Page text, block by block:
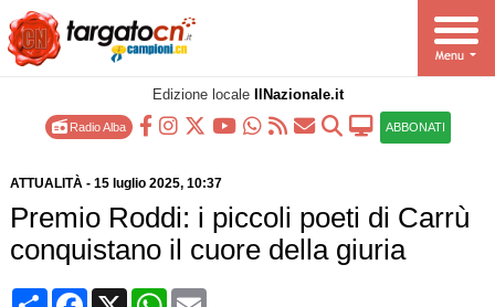
Edizione locale IlNazionale.it
Radio Alba ABBONATI
ATTUALITÀ- 15 luglio 2025, 10:37
Premio Roddi: i piccoli poeti di Carrù
conquistano il cuore della giuria
CondividiFacebook
X WhatsApp
Email